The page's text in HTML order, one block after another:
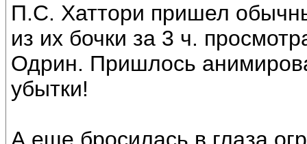
П.С. Хаттори пришел
из их бочки за 3 ч.
Одрин. Пришлось
убытки!